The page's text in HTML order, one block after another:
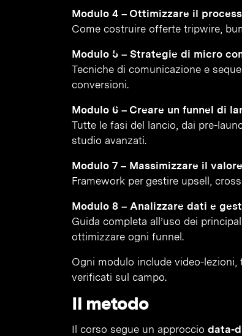
Modulo 4 – Ottimizzare il
Come costruire offerte tripwire,
Modulo 5 – Strategie di micro
Tecniche di comunicazione e
conversioni.
Modulo 6 – Creare un funnel di
Tutte le fasi del lancio, dai pre-
studio avanzati.
Modulo 7 – Massimizzare il
Framework per gestire upsell,
Modulo 8 – Analizzare dati e
Guida completa all’uso dei
ottimizzare ogni funnel.
Ogni modulo include video-
verificati sul campo.
Il metodo
Il corso segue un approccio data-